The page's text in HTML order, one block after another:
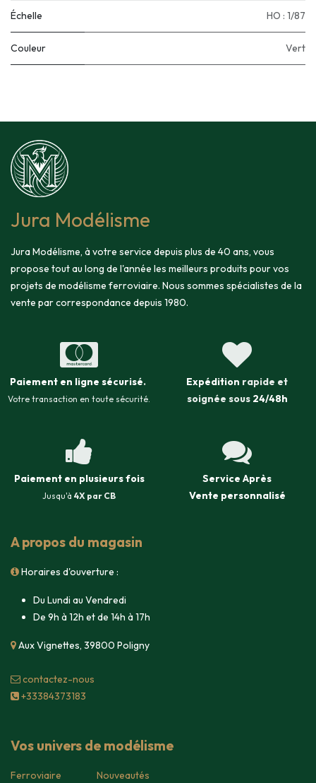
Échelle HO : 1/87
Couleur Vert
Jura Modélisme
Jura Modélisme, à votre service depuis plus de 40 ans, vous
propose tout au long de l'année les meilleurs produits pour vos
projets de modélisme ferroviaire. Nous sommes spécialistes de la
vente par correspondance depuis 1980.
Paiement en ligne sécurisé.
Votre transaction en toute sécurité.
Expédition rapide et
soignée sous 24/48h
Paiement en plusieurs fois
Jusqu'à 4X par CB
Service Après
Vente personnalisé
A propos du magasin
Horaires d'ouverture :
Du Lundi au Vendredi
De 9h à 12h et de 14h à 17h
Aux Vignettes, 39800 Poligny
contacte​z-nous
+33384373183
Vos univers de modélisme
Ferroviaire
Nouveautés